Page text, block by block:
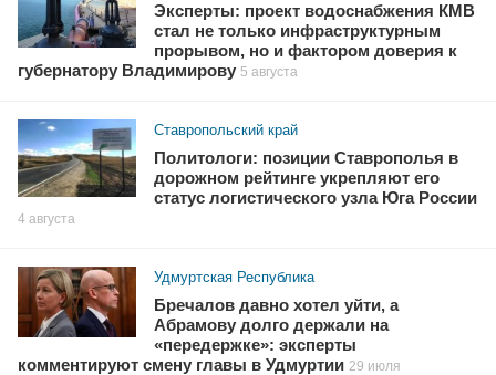
Эксперты: проект водоснабжения КМВ
стал не только инфраструктурным
прорывом, но и фактором доверия к
губернатору Владимирову 5 августа
Ставропольский край
Политологи: позиции Ставрополья в
дорожном рейтинге укрепляют его
статус логистического узла Юга России
4 августа
Удмуртская Республика
Бречалов давно хотел уйти, а
Абрамову долго держали на
«передержке»: эксперты
комментируют смену главы в Удмуртии 29 июля